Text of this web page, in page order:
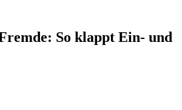
So klappt Ein- und